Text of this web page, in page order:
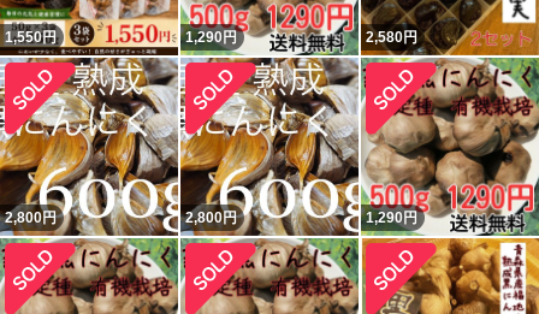
1,550円 1,290円 2,580円
2,800円 2,800円 1,290円